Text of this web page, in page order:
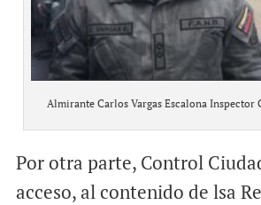
Almirante Carlos Vargas Escalona Inspector
Por otra parte, Control
acceso, al contenido de lsa